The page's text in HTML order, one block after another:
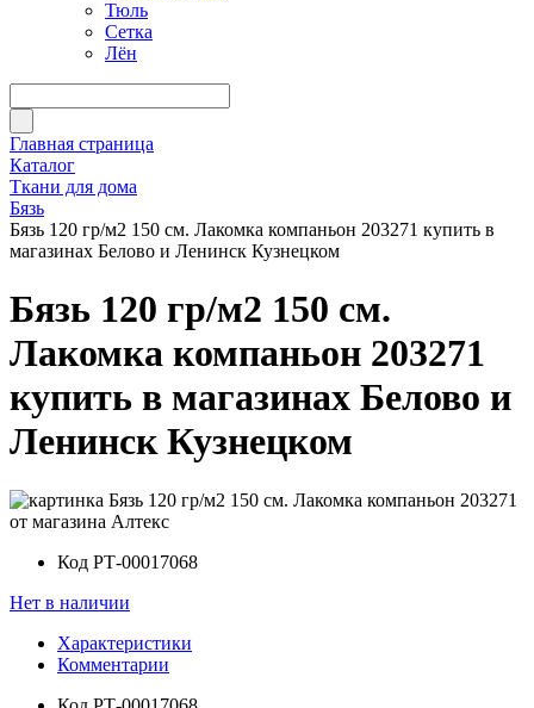
Тюль
Сетка
Лён
Главная страница
Каталог
Ткани для дома
Бязь
Бязь 120 гр/м2 150 см. Лакомка компаньон 203271 купить в
магазинах Белово и Ленинск Кузнецком
Бязь 120 гр/м2 150 см.
Лакомка компаньон 203271
купить в магазинах Белово и
Ленинск Кузнецком
Код РТ-00017068
Нет в наличии
Характеристики
Комментарии